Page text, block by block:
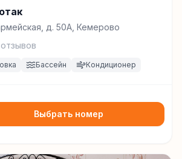
д. 50А, Кемерово
отзывов
Бассейн Кондиционер
Выбрать номер